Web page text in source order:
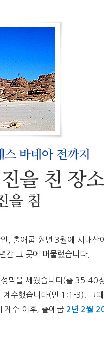
출애굽 원년 3월에 시내산
년간 그 곳에 머물렀습니다.
성막을 세웠습니다(출 35-40
계수했습니다(민 1:1-3). 그
계수 이후, 출애굽 2 년 2 월